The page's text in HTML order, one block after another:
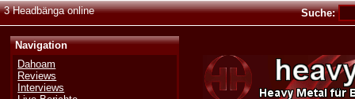
3 Headbänga online Suche:
Navigation
Dahoam
Reviews
Interviews